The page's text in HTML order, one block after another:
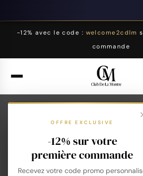
-12% avec le code : welcome2cdlm
commande
OFFRE EXCLUSIVE
-12% sur votre
première commande
Recevez votre code promo